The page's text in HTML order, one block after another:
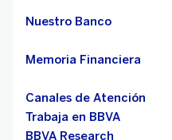
Nuestro Banco
Memoria Financiera
Canales de Atención
Trabaja en BBVA
BBVA Research